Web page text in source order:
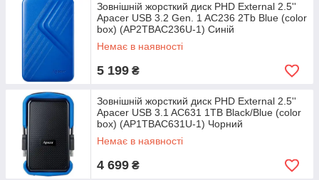
Зовнішній жорсткий диск PHD External 2.5''
Apacer USB 3.2 Gen. 1 AC236 2Tb Blue (color
box) (AP2TBAC236U-1) Синій
Немає в наявності
5 199 ₴
Зовнішній жорсткий диск PHD External 2.5''
Apacer USB 3.1 AC631 1TB Black/Blue (color
box) (AP1TBAC631U-1) Чорний
Немає в наявності
4 699 ₴